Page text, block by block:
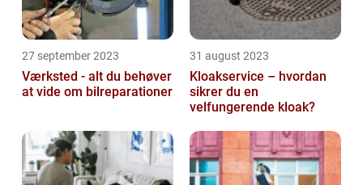
27 september 2023
Værksted - alt du behøver
at vide om bilreparationer
31 august 2023
Kloakservice – hvordan
sikrer du en
velfungerende kloak?